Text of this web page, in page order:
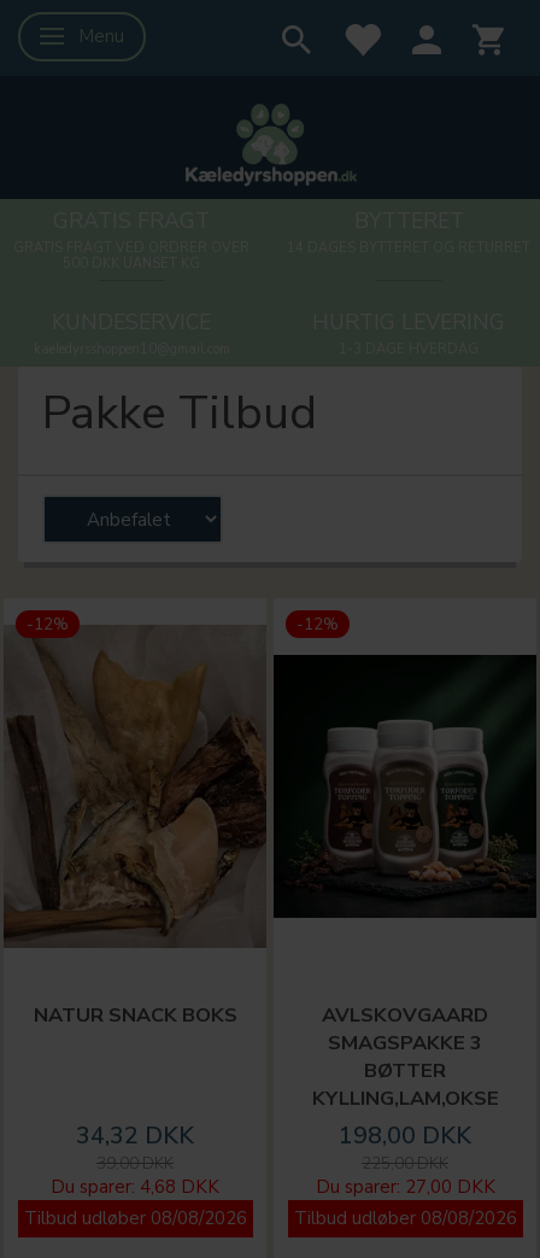
Skifte navigation
Menu
Pakke Tilbud
-12%
NATUR SNACK BOKS
34,32 DKK
39,00 DKK
Du sparer: 4,68 DKK
Tilbud udløber 08/08/2026
-12%
AVLSKOVGAARD
SMAGSPAKKE 3
BØTTER
KYLLING,LAM,OKSE
198,00 DKK
225,00 DKK
Du sparer: 27,00 DKK
Tilbud udløber 08/08/2026